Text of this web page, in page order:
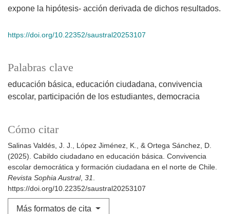
Palabras clave
educación básica educación ciudadana convivencia
escolar participación de los estudiantes democracia
Cómo citar
Salinas Valdés, J. J., López Jiménez, K., & Ortega Sánchez, D.
(2025). Cabildo ciudadano en educación básica. Convivencia
escolar democrática y formación ciudadana en el norte de Chile.
Revista Sophia Austral, 31.
https://doi.org/10.22352/saustral20253107
Más formatos de cita
expone la hipótesis- acción derivada de dichos resultados.
https://doi.org/10.22352/saustral20253107